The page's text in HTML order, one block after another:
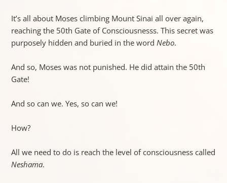
It’s all about Moses climbing Mount Sinai all over again,
reaching the 50th Gate of Consciousnesss. This secret was
purposely hidden and buried in the word Nebo.
And so, Moses was not punished. He did attain the 50th
Gate!
And so can we. Yes, so can we!
How?
All we need to do is reach the level of consciousness called
Neshama.